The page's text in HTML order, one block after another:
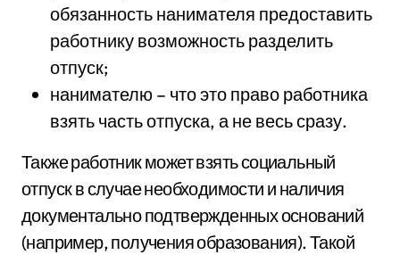
обязанность нанимателя предоставить
работнику возможность разделить
отпуск;
нанимателю – что это право работника
взять часть отпуска, а не весь сразу.
Также работник может взять социальный
отпуск в случае необходимости и наличия
документально подтвержденных оснований
(например, получения образования). Такой